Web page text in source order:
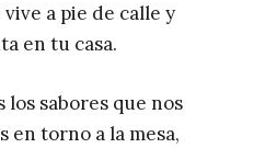
a pie de calle y
en tu casa.
los sabores que nos
en torno a la mesa,